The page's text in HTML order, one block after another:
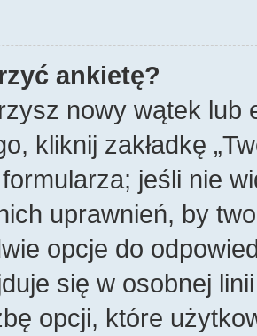
ankietę?
nowy wątek lub
kliknij zakładkę
formularza; jeśli nie
uprawnień, by
opcje do
się w osobnej
opcji, które